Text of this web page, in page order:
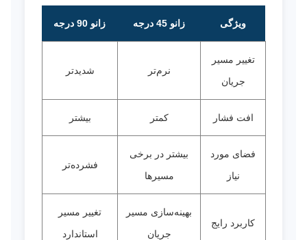
ویژگی زانو 45 درجه زانو 90 درجه
تغییر مسیر
جریان
نرم‌تر شدیدتر
افت فشار کمتر بیشتر
فضای مورد
نیاز
بیشتر در برخی
مسیرها
فشرده‌تر
کاربرد رایج
بهینه‌سازی مسیر
جریان
تغییر مسیر
استاندارد